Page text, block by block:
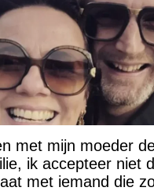
met mijn moeder
ik accepteer niet
met iemand die